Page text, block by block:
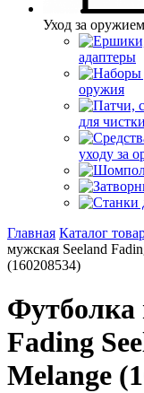
Уход за оружием
адаптеры
оружия
для чистки
уходу за
Главная Каталог
мужская Seeland
(160208534)
Футболка
Fading
Melange